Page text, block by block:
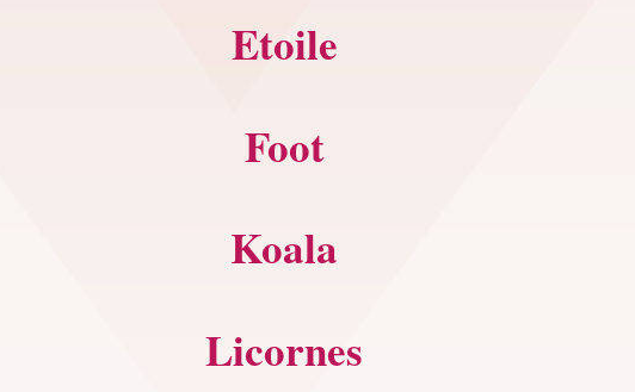
Etoile
Foot
Koala
Licornes